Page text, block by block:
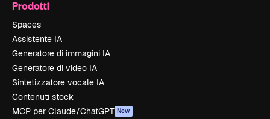
Prodotti
Spaces
Assistente IA
Generatore di immagini IA
Generatore di video IA
Sintetizzatore vocale IA
Contenuti stock
MCP per Claude/ChatGPT New